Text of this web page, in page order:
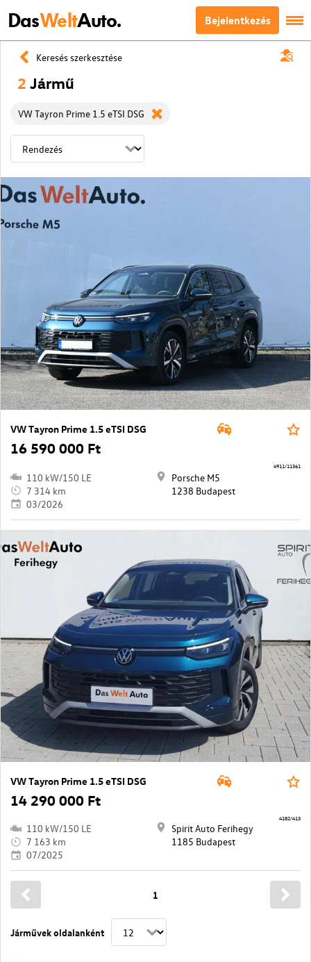
DasWeltAuto. Bejelentkezés
Keresés szerkesztése
2 Jármű
VW Tayron Prime 1.5 eTSI DSG
VW Tayron Prime 1.5 eTSI DSG
16 590 000 Ft
110 kW/150 LE
7 314 km
03/2026
Porsche M5
1238 Budapest
4911/11361
VW Tayron Prime 1.5 eTSI DSG
14 290 000 Ft
110 kW/150 LE
7 163 km
07/2025
Spirit Auto Ferihegy
1185 Budapest
4182/413
Járművek oldalanként
1